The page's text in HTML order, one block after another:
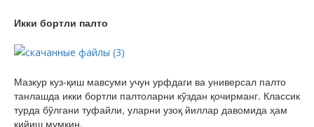
Икки бортли палто
Мазкур куз-қиш мавсуми учун урфдаги ва универсал палто
танлашда икки бортли палтоларни кўздан қочирманг. Классик
турда бўлгани туфайли, уларни узоқ йиллар давомида ҳам
кийиш мумкин.